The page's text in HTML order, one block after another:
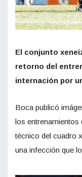
El conjunto
retorno del
internación por
Boca publicó
los entrenamientos
técnico del cuadro
una infección que